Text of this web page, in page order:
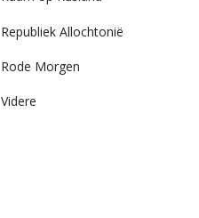
Republiek Allochtonië
Rode Morgen
Videre